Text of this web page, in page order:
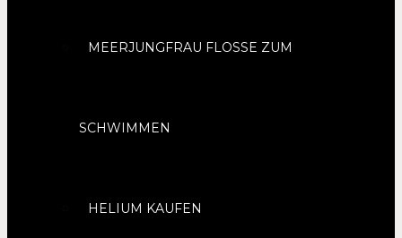
MEERJUNGFRAU FLOSSE ZUM
SCHWIMMEN
HELIUM KAUFEN